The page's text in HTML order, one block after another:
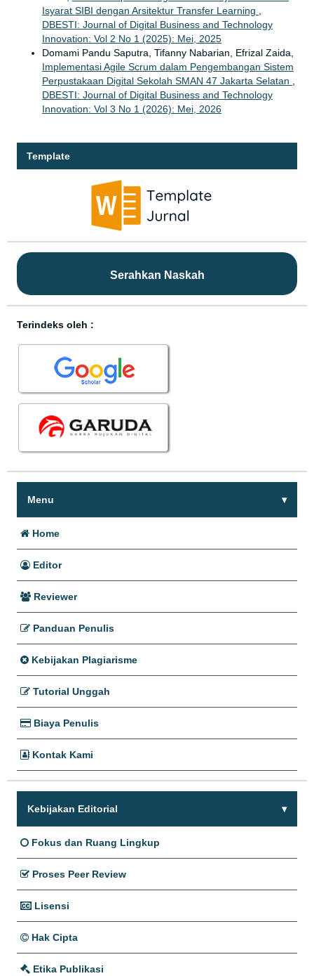
Isyarat SIBI dengan Arsitektur Transfer Learning
DBESTI: Journal of Digital Business and Technology
Innovation: Vol 2 No 1 (2025): Mei, 2025
Domami Pandu Saputra, Tifanny Nabarian, Efrizal Zaida,
Implementasi Agile Scrum dalam Pengembangan Sistem
Perpustakaan Digital Sekolah SMAN 47 Jakarta Selatan
DBESTI: Journal of Digital Business and Technology
Innovation: Vol 3 No 1 (2026): Mei, 2026
Template
Serahkan Naskah
Terindeks oleh :
Menu
Home
Editor
Reviewer
Panduan Penulis
Kebijakan Plagiarisme
Tutorial Unggah
Biaya Penulis
Kontak Kami
Kebijakan Editorial
Fokus dan Ruang Lingkup
Proses Peer Review
Lisensi
Hak Cipta
Etika Publikasi